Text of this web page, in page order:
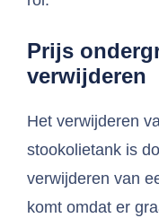
Prijs
verwijderen
Het verwijderen
stookolietank is
verwijderen van
komt omdat er